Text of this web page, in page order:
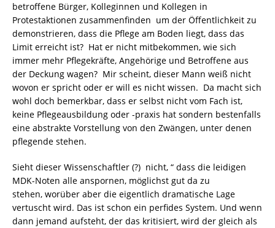
betroffene Bürger, Kolleginnen und Kollegen in
Protestaktionen zusammenfinden um der Öffentlichkeit zu
demonstrieren, dass die Pflege am Boden liegt, dass das
Limit erreicht ist? Hat er nicht mitbekommen, wie sich
immer mehr Pflegekräfte, Angehörige und Betroffene aus
der Deckung wagen? Mir scheint, dieser Mann weiß nicht
wovon er spricht oder er will es nicht wissen. Da macht sich
wohl doch bemerkbar, dass er selbst nicht vom Fach ist,
keine Pflegeausbildung oder -praxis hat sondern bestenfalls
eine abstrakte Vorstellung von den Zwängen, unter denen
pflegende stehen.
Sieht dieser Wissenschaftler (?) nicht, “ dass die leidigen
MDK-Noten alle anspornen, möglichst gut da zu
stehen, worüber aber die eigentlich dramatische Lage
vertuscht wird. Das ist schon ein perfides System. Und wenn
dann jemand aufsteht, der das kritisiert, wird der gleich als